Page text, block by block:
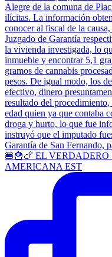
🍔🍟🍗 EL
AMERICANA EST